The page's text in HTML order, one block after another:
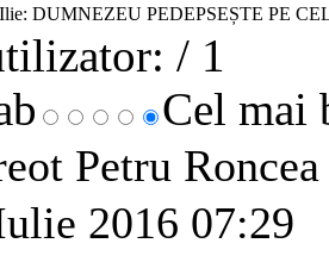
Ilie: DUMNEZEU PEDEPSEȘTE PE
/ 1
Cel mai
Petru
2016 07:29